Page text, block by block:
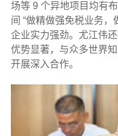
场等 9 个异地项目均有
间 “做精做强免税业务，
企业实力强劲。尤江伟
优势显著，与众多世界
开展深入合作。